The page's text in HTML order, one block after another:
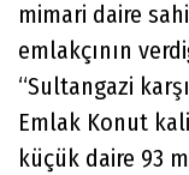
mimari daire
emlakçının
“Sultangazi
Emlak Konut
küçük daire 93